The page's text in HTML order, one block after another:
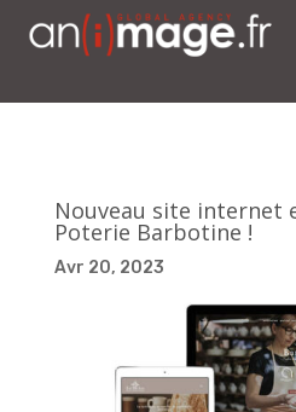
Nouveau site internet
Poterie Barbotine !
Avr 20, 2023